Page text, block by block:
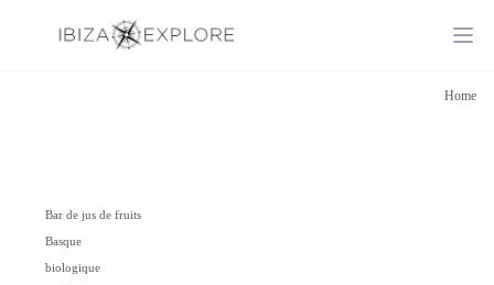
Home
Bar de jus de fruits
Basque
biologique